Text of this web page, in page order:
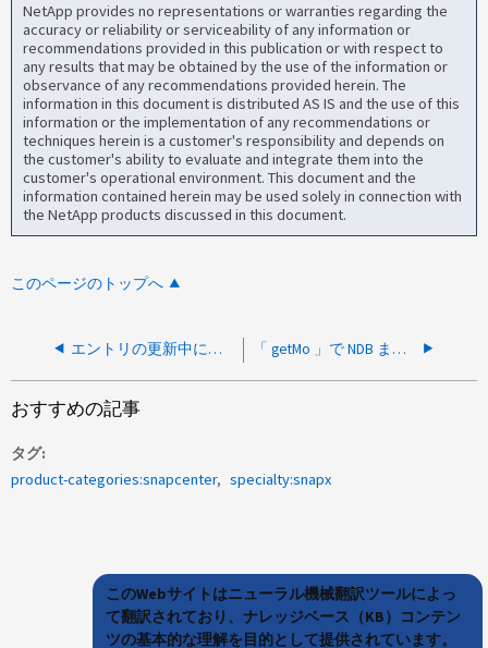
NetApp provides no representations or warranties regarding the
accuracy or reliability or serviceability of any information or
recommendations provided in this publication or with respect to
any results that may be obtained by the use of the information or
observance of any recommendations provided herein. The
information in this document is distributed AS IS and the use of this
information or the implementation of any recommendations or
techniques herein is a customer's responsibility and depends on
the customer's ability to evaluate and integrate them into the
customer's operational environment. This document and the
information contained herein may be used solely in connection with
the NetApp products discussed in this document.
このページのトップへ
エントリの更新中にエラーが発生したため、 NDB はポリシーの削除に失敗しました。詳細については、内部例外を参照してください。」 「 getMo 」で NDB または SCV バックアップが失敗する ServiceInstance の NULL ポインタです。 "
おすすめの記事
タグ
product-categories:snapcenter
specialty:snapx
このWebサイトはニューラル機械翻訳ツールによっ
て翻訳されており、ナレッジベース（KB）コンテン
ツの基本的な理解を目的として提供されています。